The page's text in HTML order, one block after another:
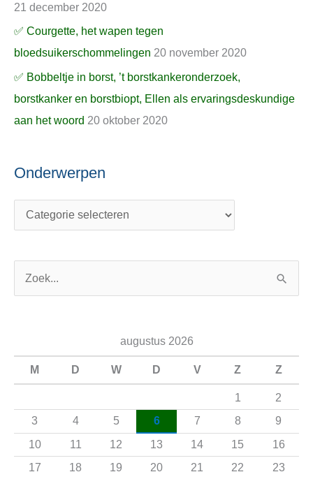
21 december 2020
✅ Courgette, het wapen tegen
bloedsuikerschommelingen 20 november 2020
✅ Bobbeltje in borst, ’t borstkankeronderzoek,
borstkanker en borstbiopt, Ellen als ervaringsdeskundige
aan het woord 20 oktober 2020
Onderwerpen
a
r
:
augustus 2026
M D W D V Z Z
1
2
3
4 5 6 7 8
9
10
11 12 13 14 15
16
17
18 19 20 21 22 23